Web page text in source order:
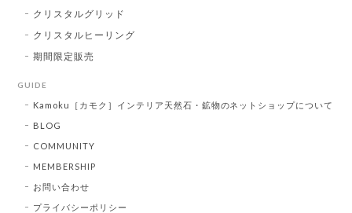
クリスタルグリッド
クリスタルヒーリング
期間限定販売
GUIDE
Kamoku［カモク］インテリア天然石・鉱物のネットショップについて
BLOG
COMMUNITY
MEMBERSHIP
お問い合わせ
プライバシーポリシー